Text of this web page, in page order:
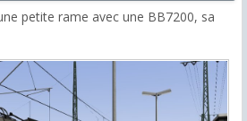
petite rame avec une BB7200, sa